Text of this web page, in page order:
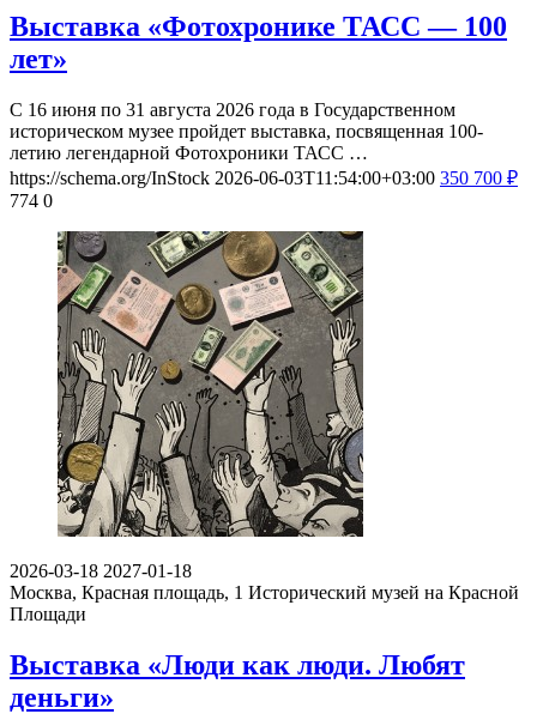
Выставка «Фотохронике ТАСС — 100
лет»
С 16 июня по 31 августа 2026 года в Государственном
историческом музее пройдет выставка, посвященная 100-
летию легендарной Фотохроники ТАСС …
https://schema.org/InStock 2026-06-03T11:54:00+03:00 350 700 ₽
774 0
2026-03-18 2027-01-18
Москва, Красная площадь, 1 Исторический музей на Красной
Площади
Выставка «Люди как люди. Любят
деньги»